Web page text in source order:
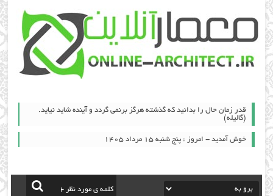
قدر زمان حال را بدانید که گذشته هرگز برنمی گردد و آینده شاید نیاید.
(گالیله)
خوش آمدید - امروز : پنج شنبه ۱۵ مرداد ۱۴۰۵